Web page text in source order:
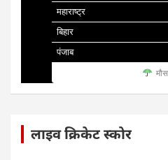
महाराष्ट्र
बिहार
पंजाब
लाइव क्रिकेट स्कोर